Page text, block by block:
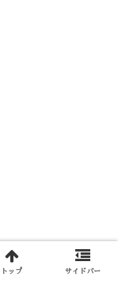
トップ サイドバー